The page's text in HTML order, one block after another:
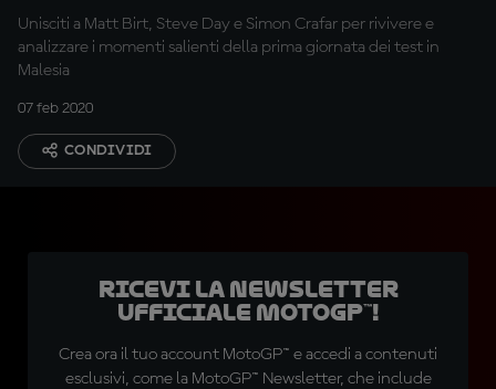
Unisciti a Matt Birt, Steve Day e Simon Crafar per rivivere e
analizzare i momenti salienti della prima giornata dei test in
Malesia
07 feb 2020
CONDIVIDI
Ricevi la newsletter
ufficiale MotoGP™!
Crea ora il tuo account MotoGP™ e accedi a contenuti
esclusivi, come la MotoGP™ Newsletter, che include